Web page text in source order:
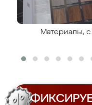
Материалы,